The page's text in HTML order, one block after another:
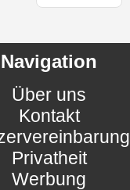
Navigation
Über uns
Kontakt
Privatheit
Werbung